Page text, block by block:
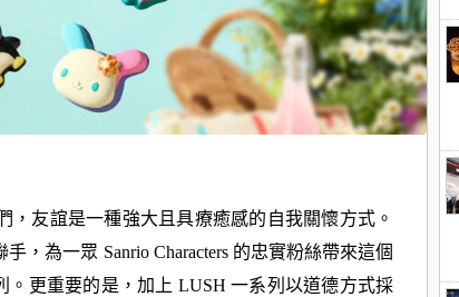
們，友誼是一種強大且具療癒感的自我關懷方式。
，為一眾 Sanrio Characters 的忠實粉絲帶來這個
。更重要的是，加上 LUSH 一系列以道德方式採